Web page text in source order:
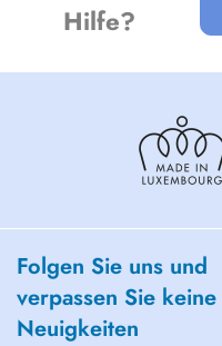
Hilfe?
Folgen Sie uns und
verpassen Sie keine
Neuigkeiten